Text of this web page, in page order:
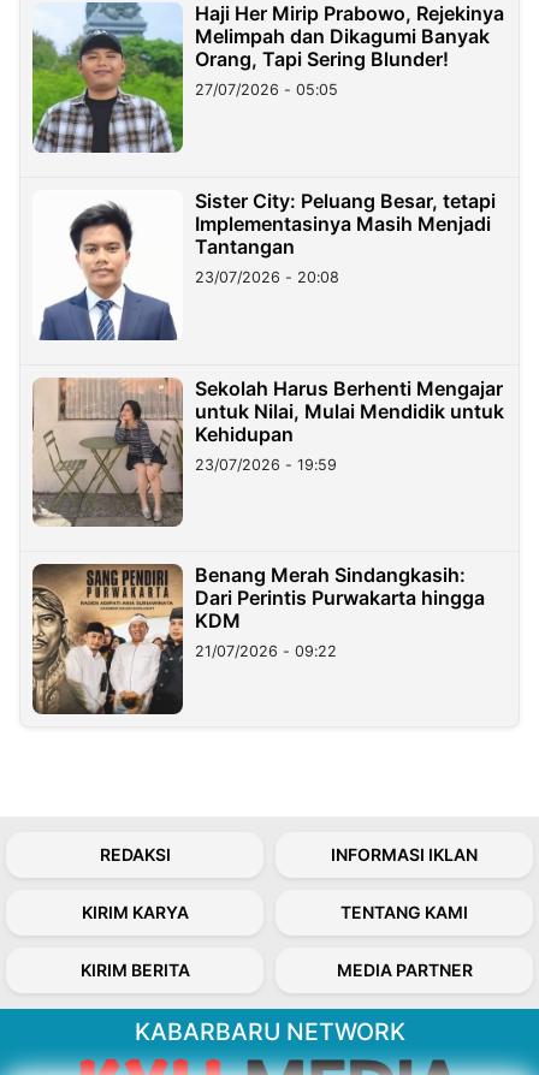
Haji Her Mirip Prabowo, Rejekinya
Melimpah dan Dikagumi Banyak
Orang, Tapi Sering Blunder!
27/07/2026 - 05:05
Sister City: Peluang Besar, tetapi
Implementasinya Masih Menjadi
Tantangan
23/07/2026 - 20:08
Sekolah Harus Berhenti Mengajar
untuk Nilai, Mulai Mendidik untuk
Kehidupan
23/07/2026 - 19:59
Benang Merah Sindangkasih:
Dari Perintis Purwakarta hingga
KDM
21/07/2026 - 09:22
REDAKSI INFORMASI IKLAN
KIRIM KARYA TENTANG KAMI
KIRIM BERITA MEDIA PARTNER
KABARBARU NETWORK